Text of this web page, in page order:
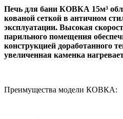
Печь для бани КОВКА 15м³
кованой сеткой в античном
эксплуатации. Высокая
парильного помещения
конструкцией доработанного
увеличенная каменка
Преимущества модели КОВКА: